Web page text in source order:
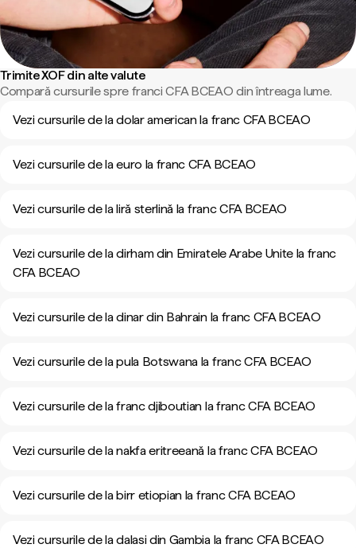
Trimite XOF din alte valute
Compară cursurile spre franci CFA BCEAO din întreaga lume.
Vezi cursurile de la dolar american la franc CFA BCEAO
Vezi cursurile de la euro la franc CFA BCEAO
Vezi cursurile de la liră sterlină la franc CFA BCEAO
Vezi cursurile de la dirham din Emiratele Arabe Unite la franc
CFA BCEAO
Vezi cursurile de la dinar din Bahrain la franc CFA BCEAO
Vezi cursurile de la pula Botswana la franc CFA BCEAO
Vezi cursurile de la franc djiboutian la franc CFA BCEAO
Vezi cursurile de la nakfa eritreeană la franc CFA BCEAO
Vezi cursurile de la birr etiopian la franc CFA BCEAO
Vezi cursurile de la dalasi din Gambia la franc CFA BCEAO